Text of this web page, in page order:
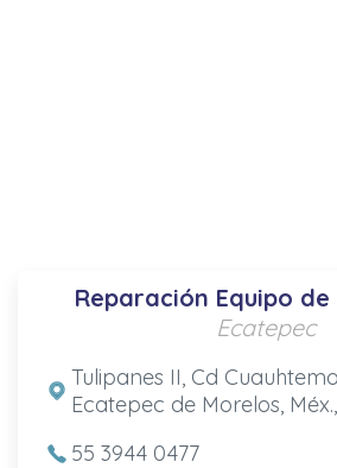
Reparación Equipo
Ecatepec
Tulipanes II, Cd
Ecatepec de Morelos,
55 3944 0477